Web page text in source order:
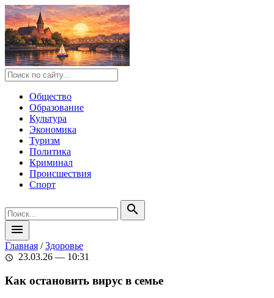
Общество
Образование
Культура
Экономика
Туризм
Политика
Криминал
Происшествия
Спорт
search
menu
Главная /Здоровье
schedule 23.03.26 — 10:31
Как остановить вирус в семье